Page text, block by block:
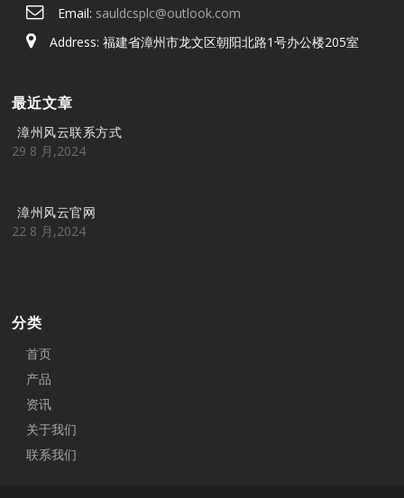
Email: sauldcsplc@outlook.com
Address: 福建省漳州市龙文区朝阳北路1号办公楼205室
最近文章
漳州风云联系方式
29 8 月,2024
漳州风云官网
22 8 月,2024
分类
首页
产品
资讯
关于我们
联系我们